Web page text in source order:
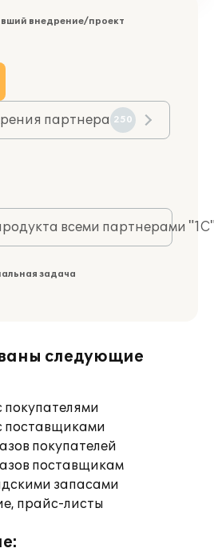
внедрение/проект
партнера 250
всеми партнерами
задача
следующие
покупателями
поставщиками
покупателей
поставщикам
запасами
прайс-листы